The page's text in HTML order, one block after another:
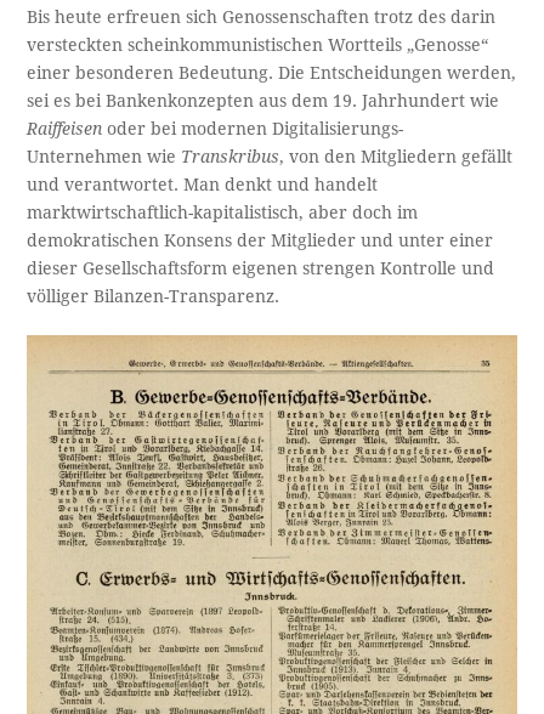
Bis heute erfreuen sich Genossenschaften trotz des darin
versteckten scheinkommunistischen Wortteils „Genosse“
einer besonderen Bedeutung. Die Entscheidungen werden,
sei es bei Bankenkonzepten aus dem 19. Jahrhundert wie
Raiffeisen oder bei modernen Digitalisierungs-
Unternehmen wie Transkribus, von den Mitgliedern gefällt
und verantwortet. Man denkt und handelt
marktwirtschaftlich-kapitalistisch, aber doch im
demokratischen Konsens der Mitglieder und unter einer
dieser Gesellschaftsform eigenen strengen Kontrolle und
völliger Bilanzen-Transparenz.